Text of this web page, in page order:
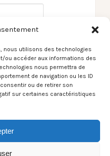
nous utilisons des technologies
ou accéder aux informations des
nous permettra de
de navigation ou les ID
ou de retirer son
sur certaines caractéristiques
Meshell Ndegeocello
in Marciac –